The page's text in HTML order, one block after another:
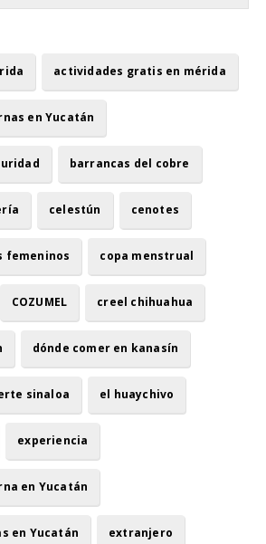
actividades gratis en mérida
en Yucatán
barrancas del cobre
celestún cenotes
femeninos copa menstrual
COZUMEL creel chihuahua
dónde comer en kanasín
sinaloa el huaychivo
experiencia
en Yucatán
en Yucatán extranjero